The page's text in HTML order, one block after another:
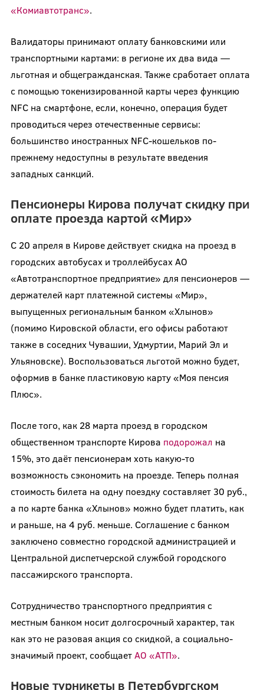
«Комиавтотранс».
Валидаторы принимают оплату банковскими или
транспортными картами: в регионе их два вида —
льготная и общегражданская. Также сработает оплата
с помощью токенизированной карты через функцию
NFC на смартфоне, если, конечно, операция будет
проводиться через отечественные сервисы:
большинство иностранных NFC-кошельков по-
прежнему недоступны в результате введения
западных санкций.
Пенсионеры Кирова получат скидку при
оплате проезда картой «Мир»
С 20 апреля в Кирове действует скидка на проезд в
городских автобусах и троллейбусах АО
«Автотранспортное предприятие» для пенсионеров —
держателей карт платежной системы «Мир»,
выпущенных региональным банком «Хлынов»
(помимо Кировской области, его офисы работают
также в соседних Чувашии, Удмуртии, Марий Эл и
Ульяновске). Воспользоваться льготой можно будет,
оформив в банке пластиковую карту «Моя пенсия
Плюс».
После того, как 28 марта проезд в городском
общественном транспорте Кирова подорожал на
15%, это даёт пенсионерам хоть какую-то
возможность сэкономить на проезде. Теперь полная
стоимость билета на одну поездку составляет 30 руб.,
а по карте банка «Хлынов» можно будет платить, как
и раньше, на 4 руб. меньше. Соглашение с банком
заключено совместно городской администрацией и
Центральной диспетчерской службой городского
пассажирского транспорта.
Сотрудничество транспортного предприятия с
местным банком носит долгосрочный характер, так
как это не разовая акция со скидкой, а социально-
значимый проект, сообщаетАО «АТП».
Новые турникеты в Петербургском